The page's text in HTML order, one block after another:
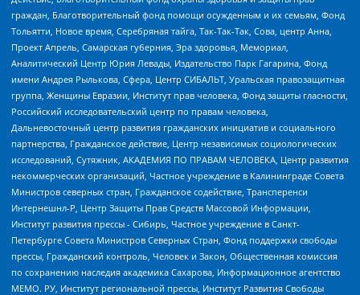
граждан, Благотворительный фонд помощи осужденным и их семьям, Фонд
Тольятти, Новое время, Серебряная тайга, Так-Так-Так, Сова, центр Анна,
Проект Апрель, Самарская губерния, Эра здоровья, Мемориал,
Аналитический Центр Юрия Левады, Издательство Парк Гагарина, Фонд
имени Андрея Рылькова, Сфера, Центр СИБАЛЬТ, Уральская правозащитная
группа, Женщины Евразии, Институт прав человека, Фонд защиты гласности,
Российский исследовательский центр по правам человека,
Дальневосточный центр развития гражданских инициатив и социального
партнерства, Гражданское действие, Центр независимых социологических
исследований, Сутяжник, АКАДЕМИЯ ПО ПРАВАМ ЧЕЛОВЕКА, Центр развития
некоммерческих организаций, Частное учреждение в Калининграде Совета
Министров северных стран, Гражданское содействие, Трансперенси
Интернешнл-Р, Центр Защиты Прав Средств Массовой Информации,
Институт развития прессы - Сибирь, Частное учреждение в Санкт-
Петербурге Совета Министров Северных Стран, Фонд поддержки свободы
прессы, Гражданский контроль, Человек и Закон, Общественная комиссия
по сохранению наследия академика Сахарова, Информационное агентство
МЕМО. РУ, Институт региональной прессы, Институт Развития Свободы